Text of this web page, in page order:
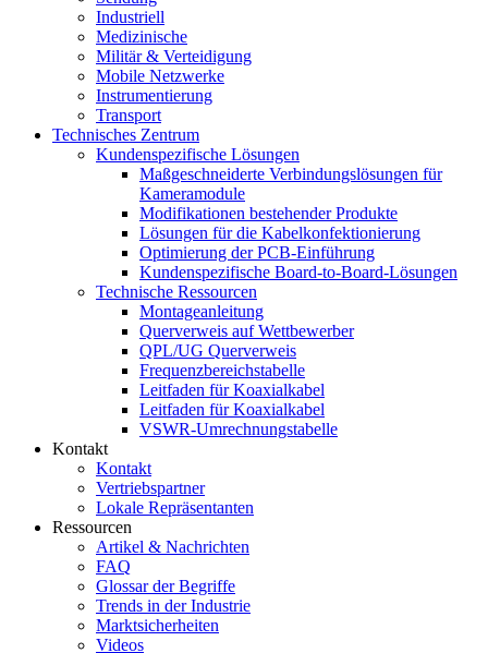
Industriell
Medizinische
Militär & Verteidigung
Mobile Netzwerke
Instrumentierung
Transport
Technisches Zentrum
Kundenspezifische Lösungen
Maßgeschneiderte Verbindungslösungen für
Kameramodule
Modifikationen bestehender Produkte
Lösungen für die Kabelkonfektionierung
Optimierung der PCB-Einführung
Kundenspezifische Board-to-Board-Lösungen
Technische Ressourcen
Montageanleitung
Querverweis auf Wettbewerber
QPL/UG Querverweis
Frequenzbereichstabelle
Leitfaden für Koaxialkabel
Leitfaden für Koaxialkabel
VSWR-Umrechnungstabelle
Kontakt
Kontakt
Vertriebspartner
Lokale Repräsentanten
Ressourcen
Artikel & Nachrichten
FAQ
Glossar der Begriffe
Trends in der Industrie
Marktsicherheiten
Videos